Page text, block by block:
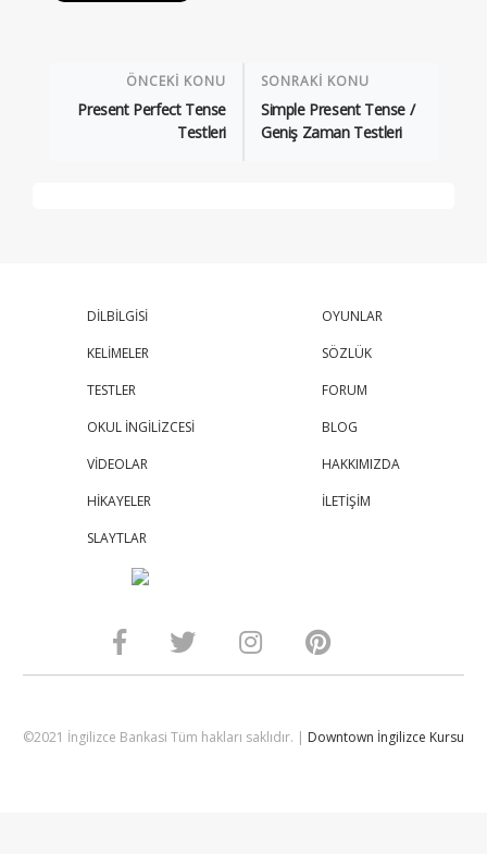
ÖNCEKİ KONU
Present Perfect Tense
Testleri
SONRAKİ KONU
Simple Present Tense /
Geniş Zaman Testleri
DİLBİLGİSİ
KELİMELER
TESTLER
OKUL İNGİLİZCESİ
VİDEOLAR
HİKAYELER
SLAYTLAR
OYUNLAR
SÖZLÜK
FORUM
BLOG
HAKKIMIZDA
İLETİŞİM
©2021 İngilizce Bankasi Tüm hakları saklıdır. | Downtown İngilizce Kursu